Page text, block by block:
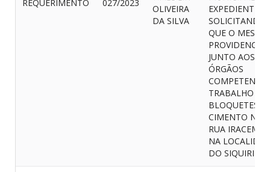
REQUERIMENTO 027/2023
OLIVEIRA
DA SILVA
EXPEDIENTE
SOLICITANDO
QUE O MESMO
PROVIDENCIE
JUNTO AOS
ÓRGÃOS
TRABALHO DE
BLOQUETES
CIMENTO NA
RUA IRACEMA,
NA
DO SIQUIRIBA.